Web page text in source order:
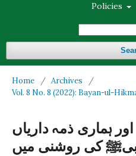
Policies
Home / Archives
/
Vol. 8 No. 8 (2022): Bayan-ul-
ہماری ذمہ داریاں
کی روشنی میں